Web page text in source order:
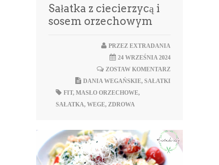
Sałatka z ciecierzycą i
sosem orzechowym
PRZEZ EXTRADANIA
24 WRZEŚNIA 2024
ZOSTAW KOMENTARZ
DANIA WEGAŃSKIE, SAŁATKI
FIT, MASŁO ORZECHOWE,
SAŁATKA, WEGE, ZDROWA